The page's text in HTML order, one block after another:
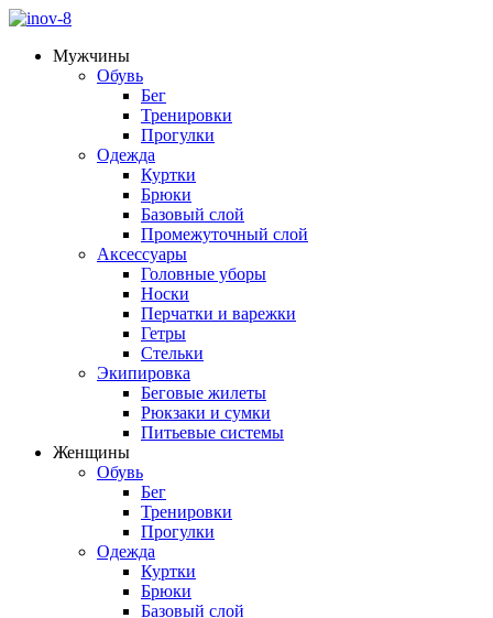
Мужчины
Обувь
Бег
Тренировки
Прогулки
Одежда
Куртки
Брюки
Базовый слой
Промежуточный слой
Аксессуары
Головные уборы
Носки
Перчатки и варежки
Гетры
Стельки
Экипировка
Беговые жилеты
Рюкзаки и сумки
Питьевые системы
Женщины
Обувь
Бег
Тренировки
Прогулки
Одежда
Куртки
Брюки
Базовый слой